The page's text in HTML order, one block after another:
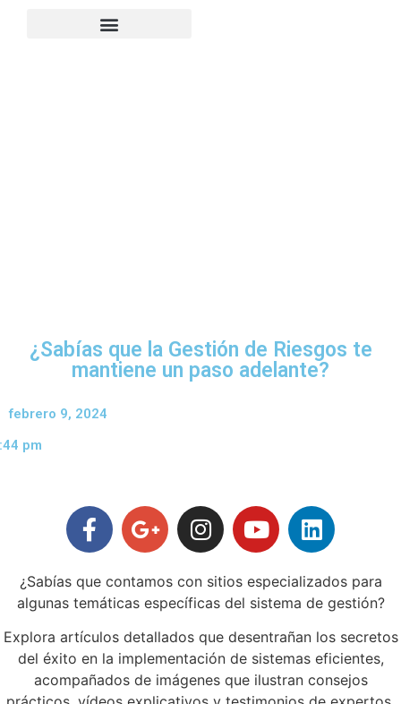
¿Sabías que la Gestión de Riesgos te
mantiene un paso adelante?
febrero 9, 2024
pm
¿Sabías que contamos con sitios especializados para
algunas temáticas específicas del sistema de gestión?
Explora artículos detallados que desentrañan los secretos
del éxito en la implementación de sistemas eficientes,
acompañados de imágenes que ilustran consejos